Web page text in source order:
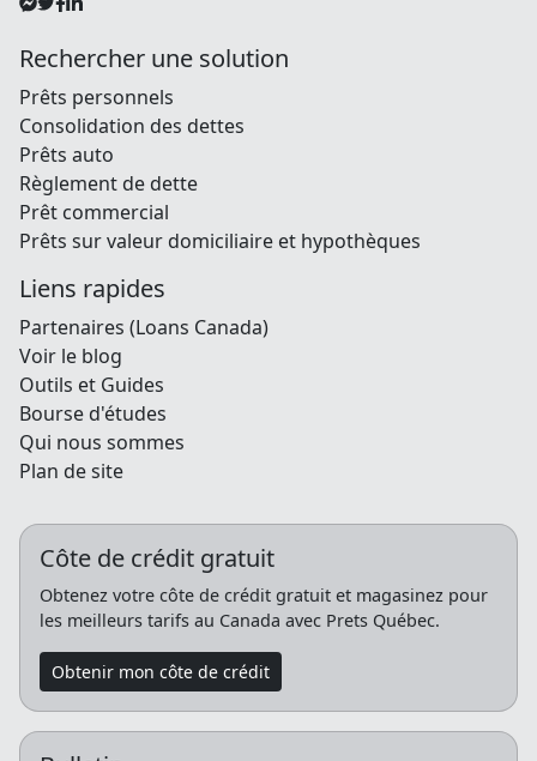
Rechercher une solution
Prêts personnels
Consolidation des dettes
Prêts auto
Règlement de dette
Prêt commercial
Prêts sur valeur domiciliaire et hypothèques
Liens rapides
Partenaires (Loans Canada)
Voir le blog
Outils et Guides
Bourse d'études
Qui nous sommes
Plan de site
Côte de crédit gratuit
Obtenez votre côte de crédit gratuit et magasinez pour
les meilleurs tarifs au Canada avec Prets Québec.
Obtenir mon côte de crédit